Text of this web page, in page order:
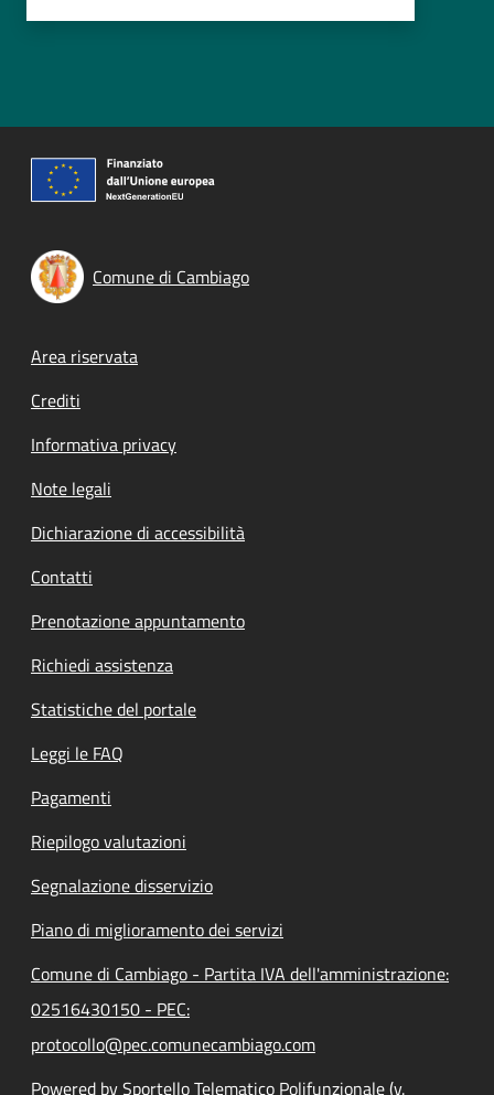
Comune di Cambiago
Footer menu
Area riservata
Crediti
Informativa privacy
Note legali
Dichiarazione di accessibilità
Contatti
Prenotazione appuntamento
Richiedi assistenza
Statistiche del portale
Leggi le FAQ
Pagamenti
Riepilogo valutazioni
Segnalazione disservizio
Piano di miglioramento dei servizi
Comune di Cambiago - Partita IVA dell'amministrazione:
02516430150 - PEC:
protocollo@pec.comunecambiago.com
Powered by Sportello Telematico Polifunzionale (v.